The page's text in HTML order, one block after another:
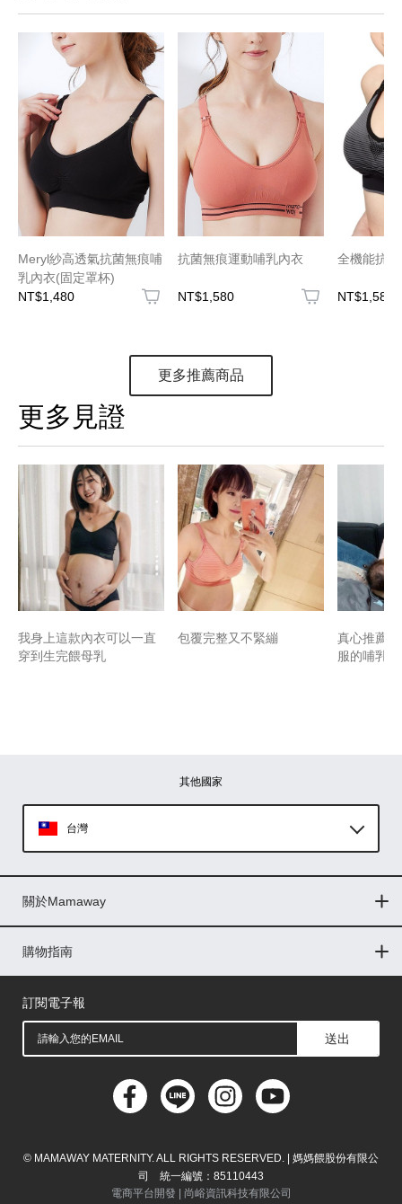
Meryl紗高透氣抗菌無痕哺
乳內衣(固定罩杯)
NT$1,480
抗菌無痕運動哺乳內衣
NT$1,580
全機能抗
NT$1,580
更多推薦商品
更多見證
我身上這款內衣可以一直
穿到生完餵母乳
包覆完整又不緊繃
真心推薦
服的哺乳
其他國家
台灣
印尼
菲律賓
馬來西亞
關於Mamaway
門市據點
最新消息
品牌故事
人力招募
媒體花絮
隱私權聲明
CSR企業社會責任
購物指南
購物常見問題
退換貨問題
儲值金使用條款
購買儲值金
發票問題
會員權益
線上留言
吸乳器-免費體驗
訂閱電子報
送出
© MAMAWAY MATERNITY. ALL RIGHTS RESERVED. | 媽媽餵股份有限公
司 統一編號：85110443
電商平台開發 |
尚峪資訊科技有限公司